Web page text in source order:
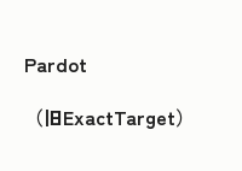
Pardot
（旧ExactTarget）